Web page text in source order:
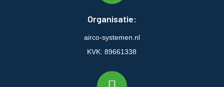
Organisatie:
airco-systemen.nl
KVK: 89661338